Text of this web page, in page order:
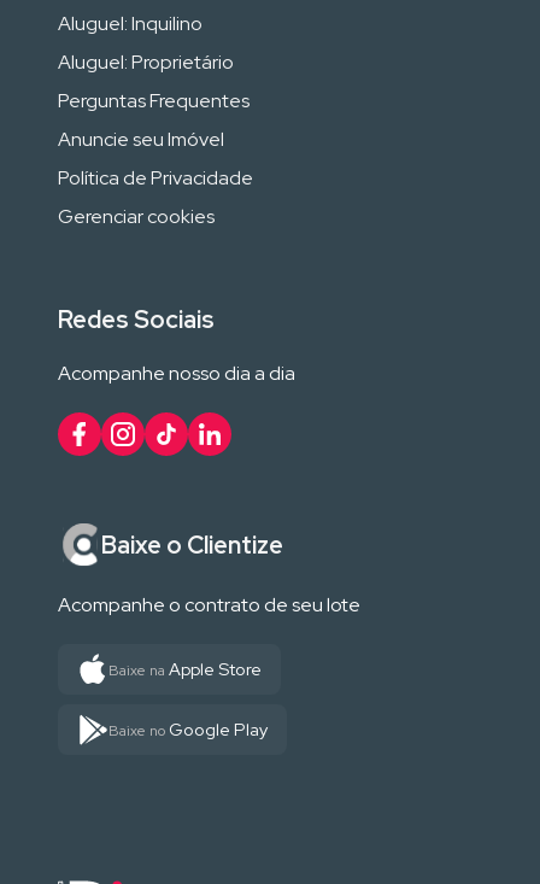
Aluguel: Inquilino
Aluguel: Proprietário
Perguntas Frequentes
Anuncie seu Imóvel
Política de Privacidade
Gerenciar cookies
Redes Sociais
Acompanhe nosso dia a dia
Baixe o Clientize
Acompanhe o contrato de seu lote
Baixe na Apple Store
Baixe no Google Play